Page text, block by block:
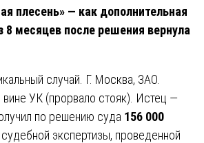
плесень» — как дополнительная
8 месяцев после решения вернула
случай. Г. Москва, ЗАО.
вине УК (прорвало стояк). Истец —
по решению суда 156 000
экспертизы, проведенной